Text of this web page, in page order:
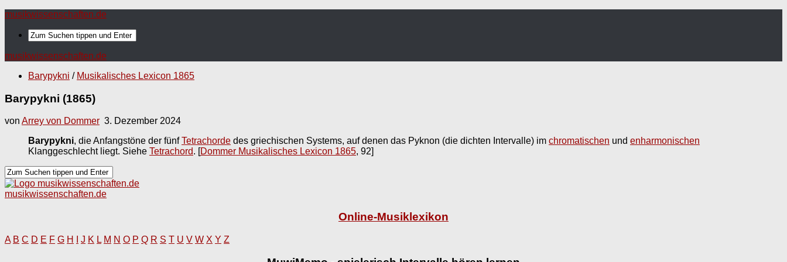
musikwissenschaften.de
musikwissenschaften.de
Barypykni / Musikalisches Lexicon 1865
Barypykni (1865)
von Arrey von Dommer 3. Dezember 2024
Barypykni, die Anfangstöne der fünfTetrachorde des griechischen Systems, auf denen das Pyknon (die dichten Intervalle) im chromatischen und enharmonischen
Klanggeschlecht liegt. Siehe Tetrachord. [Dommer Musikalisches Lexicon 1865, 92]
musikwissenschaften.de
Online-Musiklexikon
A B C D E F G H J K L M N O P Q R S T U V W X Y Z